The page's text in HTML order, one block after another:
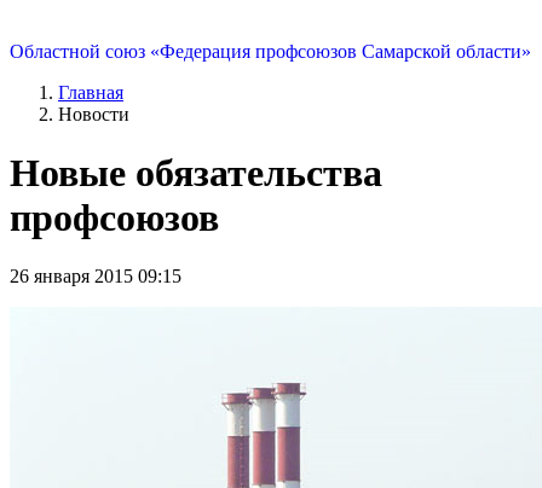
Областной союз «Федерация профсоюзов Самарской области»
Главная
Новости
Новые обязательства
профсоюзов
26 января 2015 09:15